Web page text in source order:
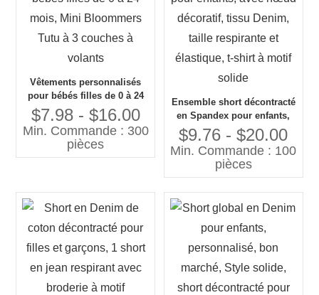
Vêtements personnalisés
pour bébés filles de 0 à 24
mois, Mini Bloommers Tutu
à 3 couches à volants
$7.98 - $16.00
Min. Commande : 300
pièces
Ensemble short décontracté
en Spandex pour enfants,
avec nœud décoratif, tissu
Denim, taille respirante et
élastique, t-shirt à motif
solide
$9.76 - $20.00
Min. Commande : 100
pièces